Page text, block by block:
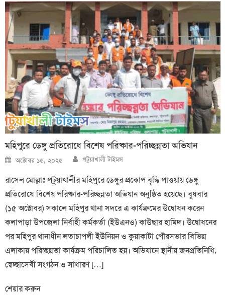
মহিপুরে ডেঙ্গু প্রতিরোধে বিশেষ পরিষ্কার-পরিচ্ছন্নতা অভিযান
Posted
on
অক্টোবর ১৫, ২০২৫ Author
পটুয়াখালী টাইমস
রাসেল মোল্লাঃ পটুয়াখালীর মহিপুরে ডেঙ্গুর প্রকোপ বৃদ্ধি পাওয়ায় ডেঙ্গু
প্রতিরোধে বিশেষ পরিষ্কার-পরিচ্ছন্নতা অভিযান অনুষ্ঠিত হয়েছে। বুধবার
(১৫ অক্টোবর) সকালে মহিপুর থানা সদরে এ কার্যক্রমের উদ্বোধন করেন
কলাপাড়া উপজেলা নির্বাহী কর্মকর্তা (ইউএনও) কাউছার হামিদ। উদ্বোধনের
পর মহিপুর থানাধীন লতাচাপলী ইউনিয়ন ও কুয়াকাটা পৌরসভার বিভিন্ন
এলাকায় পরিচ্ছন্নতা কার্যক্রম পরিচালিত হয়। অভিযানে স্থানীয় জনপ্রতিনিধি,
স্বেচ্ছাসেবী সংগঠন ও সাধারণ […]
শেয়ার করুন